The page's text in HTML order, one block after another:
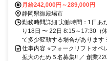
方面からも通勤便利です JR御
殿場線 富士岡駅から車で８分
月給242,000円～289,000円
静岡県御殿場市
勤務時間詳細 実働時間：1日あ
り18日 〜 22日 8:15～17:30（
て多少変動する場合がありま
仕事内容 ⭐フォークリフトオ
拡大のため５名募集!! ／ 創業